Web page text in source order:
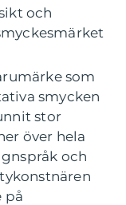
och
som
smycken
stor
över hela
och
på